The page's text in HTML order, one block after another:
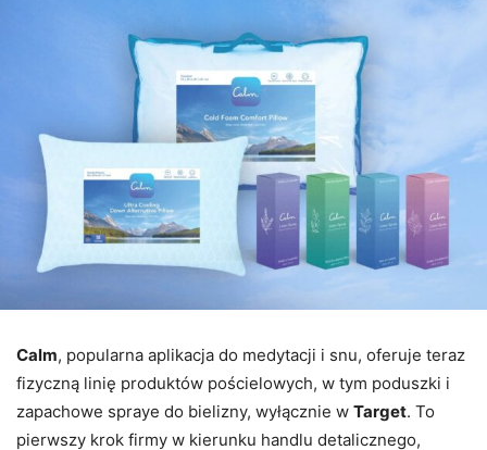
Calm, popularna aplikacja do medytacji i snu, oferuje teraz
fizyczną linię produktów pościelowych, w tym poduszki i
zapachowe spraye do bielizny, wyłącznie w Target. To
pierwszy krok firmy w kierunku handlu detalicznego,